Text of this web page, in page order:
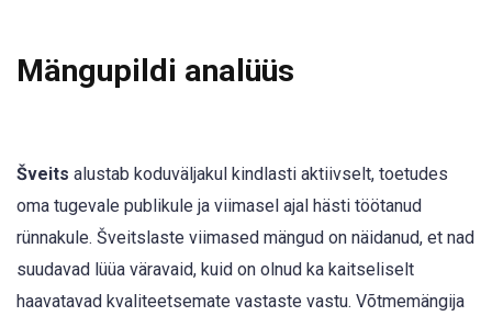
Mängupildi analüüs
Šveits alustab koduväljakul kindlasti aktiivselt, toetudes
oma tugevale publikule ja viimasel ajal hästi töötanud
rünnakule. Šveitslaste viimased mängud on näidanud, et nad
suudavad lüüa väravaid, kuid on olnud ka kaitseliselt
haavatavad kvaliteetsemate vastaste vastu. Võtmemängija